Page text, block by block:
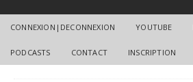
CONNEXION|DECONNEXION YOUTUBE
PODCASTS CONTACT INSCRIPTION